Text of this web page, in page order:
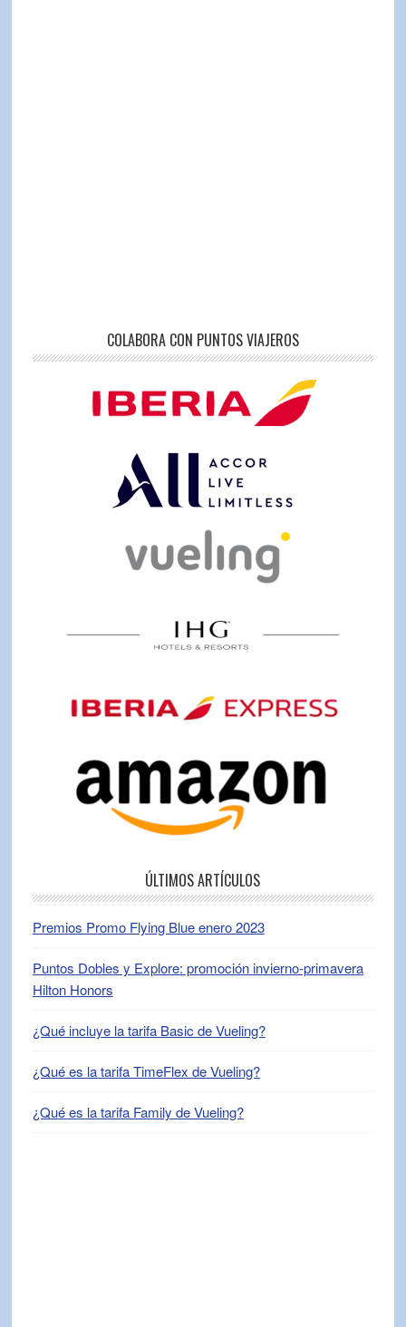
COLABORA CON PUNTOS VIAJEROS
ÚLTIMOS ARTÍCULOS
Premios Promo Flying Blue enero 2023
Puntos Dobles y Explore: promoción invierno-primavera
Hilton Honors
¿Qué incluye la tarifa Basic de Vueling?
¿Qué es la tarifa TimeFlex de Vueling?
¿Qué es la tarifa Family de Vueling?